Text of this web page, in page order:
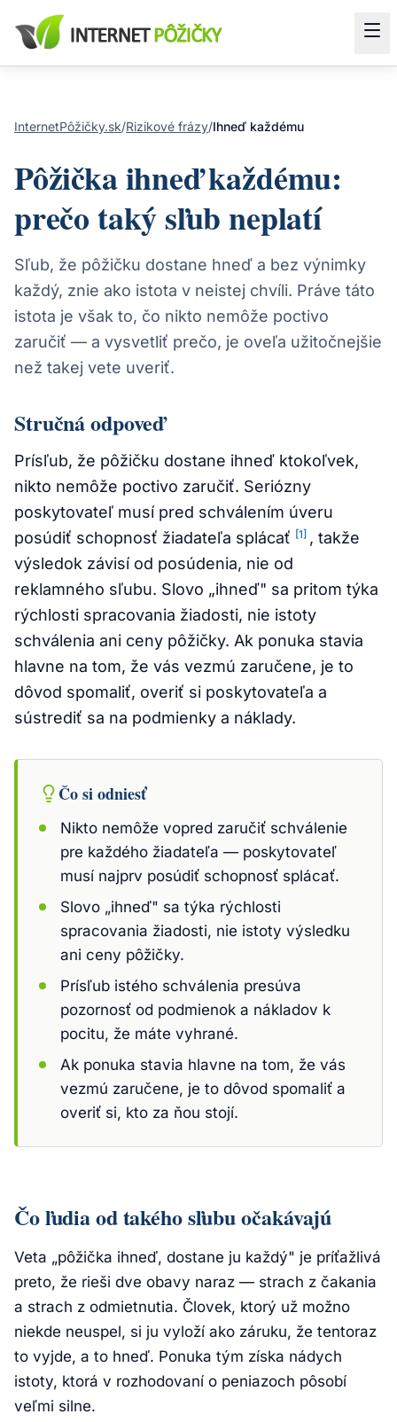
InternetPôžičky.sk/Rizikové frázy/Ihneď každému
Pôžička ihneď každému:
prečo taký sľub neplatí
Sľub, že pôžičku dostane hneď a bez výnimky
každý, znie ako istota v neistej chvíli. Práve táto
istota je však to, čo nikto nemôže poctivo
zaručiť — a vysvetliť prečo, je oveľa užitočnejšie
než takej vete uveriť.
Stručná odpoveď
Prísľub, že pôžičku dostane ihneď ktokoľvek,
nikto nemôže poctivo zaručiť. Seriózny
poskytovateľ musí pred schválením úveru
posúdiť schopnosť žiadateľa splácať [1] , takže
výsledok závisí od posúdenia, nie od
reklamného sľubu. Slovo „ihneď" sa pritom týka
rýchlosti spracovania žiadosti, nie istoty
schválenia ani ceny pôžičky. Ak ponuka stavia
hlavne na tom, že vás vezmú zaručene, je to
dôvod spomaliť, overiť si poskytovateľa a
sústrediť sa na podmienky a náklady.
Čo si odniesť
Nikto nemôže vopred zaručiť schválenie
pre každého žiadateľa — poskytovateľ
musí najprv posúdiť schopnosť splácať.
Slovo „ihneď" sa týka rýchlosti
spracovania žiadosti, nie istoty výsledku
ani ceny pôžičky.
Prísľub istého schválenia presúva
pozornosť od podmienok a nákladov k
pocitu, že máte vyhrané.
Ak ponuka stavia hlavne na tom, že vás
vezmú zaručene, je to dôvod spomaliť a
overiť si, kto za ňou stojí.
Čo ľudia od takého sľubu očakávajú
Veta „pôžička ihneď, dostane ju každý" je príťažlivá
preto, že rieši dve obavy naraz — strach z čakania
a strach z odmietnutia. Človek, ktorý už možno
niekde neuspel, si ju vyloží ako záruku, že tentoraz
to vyjde, a to hneď. Ponuka tým získa nádych
istoty, ktorá v rozhodovaní o peniazoch pôsobí
veľmi silne.